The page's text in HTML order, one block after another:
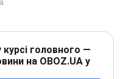
головного —
на OBOZ.UA у